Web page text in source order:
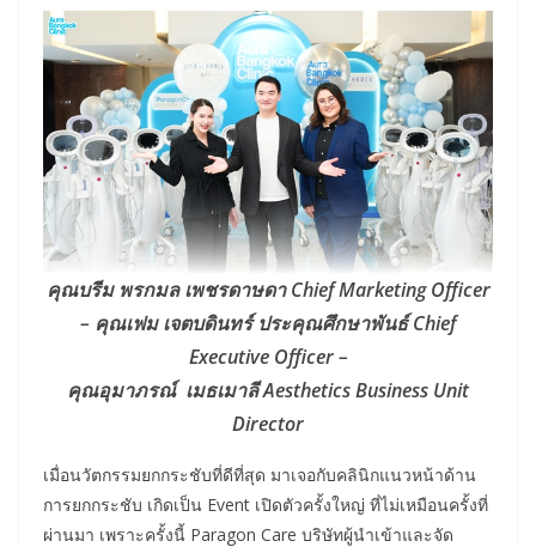
คุณบรีม พรกมล เพชรดาษดา Chief Marketing Officer
– คุณเฟม เจตบดินทร์ ประคุณศึกษาพันธ์ Chief
Executive Officer –
คุณอุมาภรณ์ เมธเมาลี Aesthetics Business Unit
Director
เมื่อนวัตกรรมยกกระชับที่ดีที่สุด มาเจอกับคลินิกแนวหน้าด้าน
การยกกระชับ เกิดเป็น Event เปิดตัวครั้งใหญ่ ที่ไม่เหมือนครั้งที่
ผ่านมา เพราะครั้งนี้ Paragon Care บริษัทผู้นำเข้าและจัด